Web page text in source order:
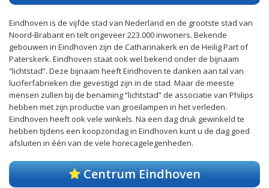
Eindhoven is de vijfde stad van Nederland en de grootste stad van
Noord-Brabant en telt ongeveer 223.000 inwoners. Bekende
gebouwen in Eindhoven zijn de Catharinakerk en de Heilig Part of
Paterskerk. Eindhoven staat ook wel bekend onder de bijnaam
“lichtstad”. Deze bijnaam heeft Eindhoven te danken aan tal van
luciferfabrieken die gevestigd zijn in de stad. Maar de meeste
mensen zullen bij de benaming “lichtstad” de associatie van Philips
hebben met zijn productie van groeilampen in het verleden.
Eindhoven heeft ook vele winkels. Na een dag druk gewinkeld te
hebben tijdens een koopzondag in Eindhoven kunt u de dag goed
afsluiten in één van de vele horecagelegenheden.
Centrum Eindhoven